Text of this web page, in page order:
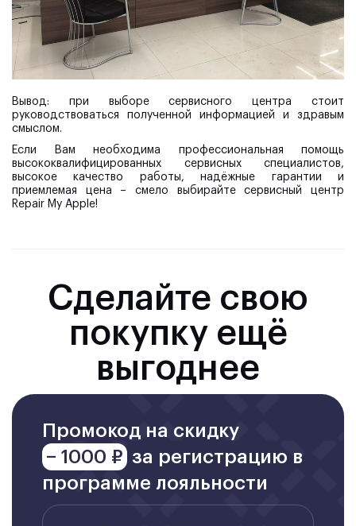
Вывод: при выборе сервисного центра стоит
руководствоваться полученной информацией и здравым
смыслом.
Если Вам необходима профессиональная помощь
высококвалифицированных сервисных специалистов,
высокое качество работы, надёжные гарантии и
приемлемая цена – смело выбирайте сервисный центр
Repair My Apple!
Сделайте свою
покупку ещё
выгоднее
Промокод на скидку
− 1000 ₽ за регистрацию в
программе лояльности